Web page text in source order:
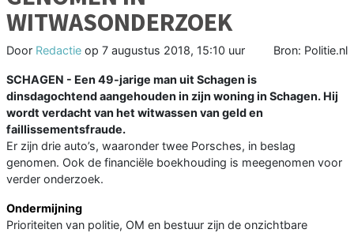
WITWASONDERZOEK
Door Redactie op 7 augustus 2018, 15:10 uur Bron: Politie.nl
SCHAGEN - Een 49-jarige man uit Schagen is
dinsdagochtend aangehouden in zijn woning in Schagen. Hij
wordt verdacht van het witwassen van geld en
faillissementsfraude.
Er zijn drie auto’s, waaronder twee Porsches, in beslag
genomen. Ook de financiële boekhouding is meegenomen voor
verder onderzoek.
Ondermijning
Prioriteiten van politie, OM en bestuur zijn de onzichtbare